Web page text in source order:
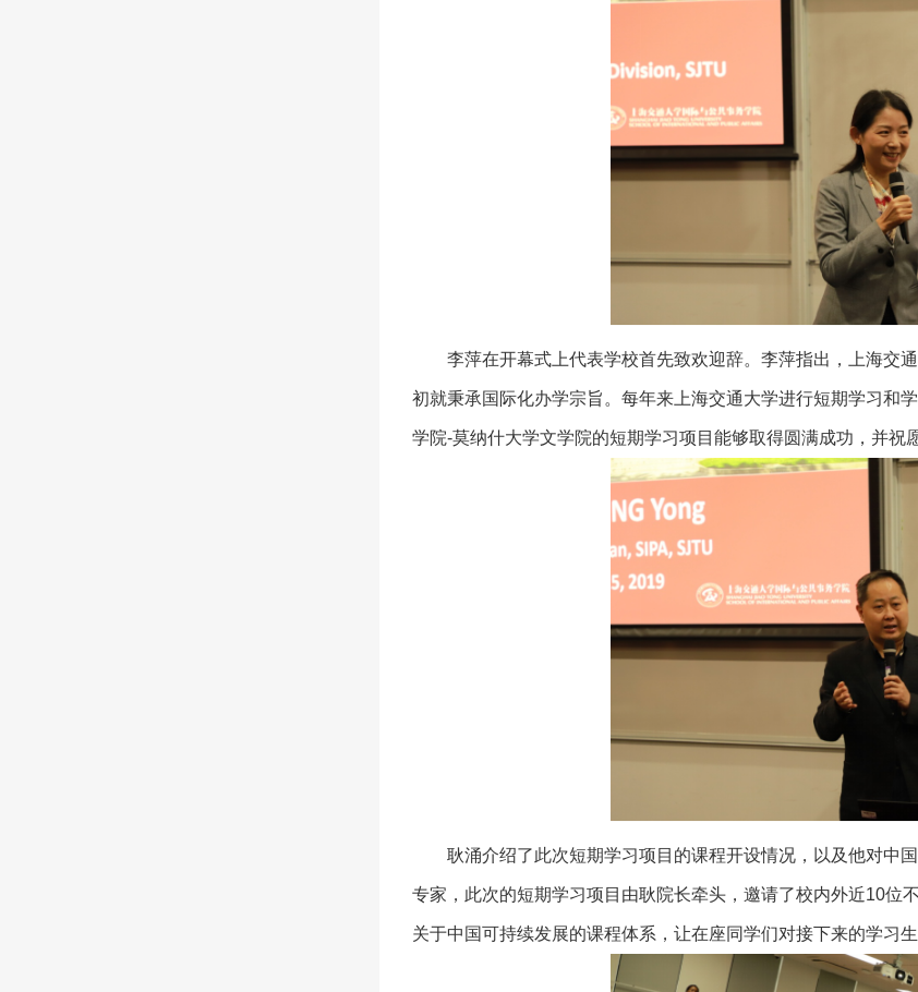
李萍在开幕式上代表学校首先致欢迎辞。李萍指出，上海交
初就秉承国际化办学宗旨。每年来上海交通大学进行短期学习和
学院-莫纳什大学文学院的短期学习项目能够取得圆满成功，并祝
耿涌介绍了此次短期学习项目的课程开设情况，以及他对中
专家，此次的短期学习项目由耿院长牵头，邀请了校内外近10位
关于中国可持续发展的课程体系，让在座同学们对接下来的学习生